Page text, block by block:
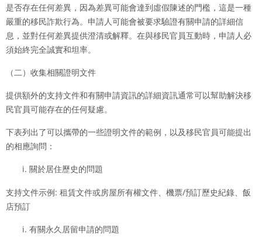
是否存在任何差異，因為差異可能會達到虛假陳述的門檻，這是一種
嚴重的移民詐欺行為。申請人可能會被要求驗證有關申請的詳細信
息，並對任何差異提供澄清或解釋。在與移民官員互動時，申請人必
須始終完全誠實和坦率。
（二）收集相關證明文件
提供額外的支持文件和有關申請資訊的詳細資訊通常可以幫助解決移
民官員可能存在的任何疑慮。
下表列出了可以攜帶的一些證明文件的範例，以及移民官員可能提出
的相應詢問：
關於居住歷史的問題
支持文件示例: 租賃文件或房屋所有權文件、機票/預訂歷史紀錄、飯
店預訂
有關永久居留申請的問題